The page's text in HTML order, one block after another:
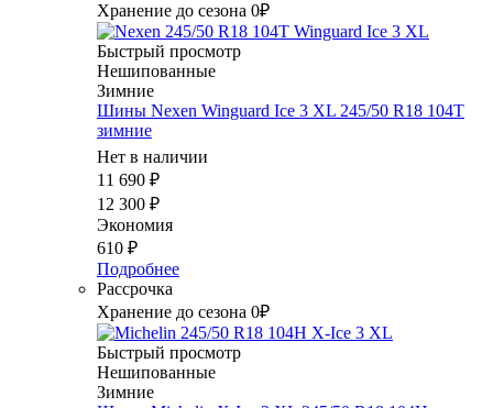
Хранение до сезона 0₽
Быстрый просмотр
Нешипованные
Зимние
Шины Nexen Winguard Ice 3 XL 245/50 R18 104T
зимние
Нет в наличии
11 690 ₽
12 300 ₽
Экономия
610 ₽
Подробнее
Рассрочка
Хранение до сезона 0₽
Быстрый просмотр
Нешипованные
Зимние